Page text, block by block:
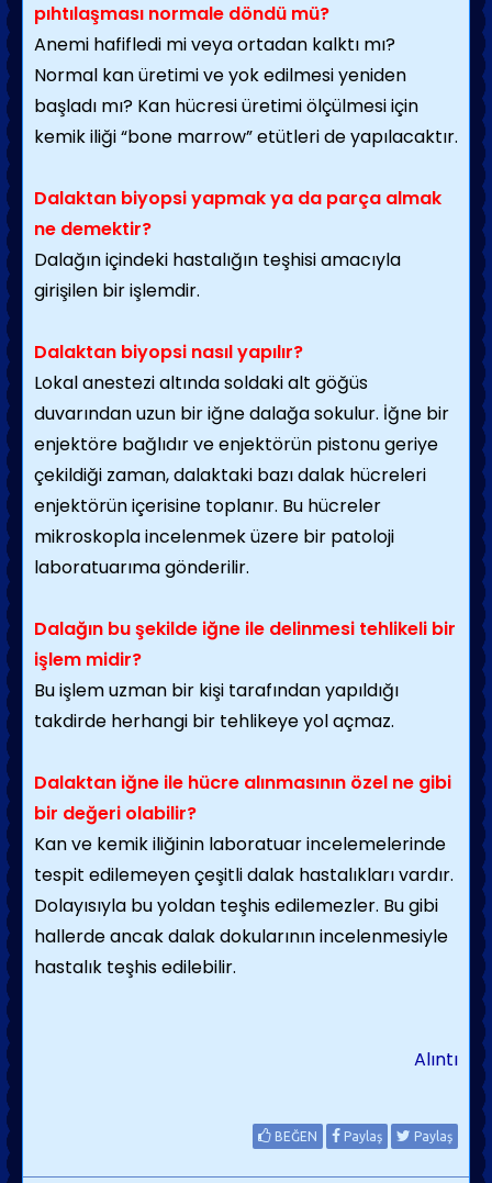
pıhtılaşması normale döndü mü?
Anemi hafifledi mi veya ortadan kalktı mı?
Normal kan üretimi ve yok edilmesi yeniden
başladı mı? Kan hücresi üretimi ölçülmesi için
kemik iliği “bone marrow” etütleri de yapılacaktır.
Dalaktan biyopsi yapmak ya da parça almak
ne demektir?
Dalağın içindeki hastalığın teşhisi amacıyla
girişilen bir işlemdir.
Dalaktan biyopsi nasıl yapılır?
Lokal anestezi altında soldaki alt göğüs
duvarından uzun bir iğne dalağa sokulur. İğne bir
enjektöre bağlıdır ve enjektörün pistonu geriye
çekildiği zaman, dalaktaki bazı dalak hücreleri
enjektörün içerisine toplanır. Bu hücreler
mikroskopla incelenmek üzere bir patoloji
laboratuarıma gönderilir.
Dalağın bu şekilde iğne ile delinmesi tehlikeli bir
işlem midir?
Bu işlem uzman bir kişi tarafından yapıldığı
takdirde herhangi bir tehlikeye yol açmaz.
Dalaktan iğne ile hücre alınmasının özel ne gibi
bir değeri olabilir?
Kan ve kemik iliğinin laboratuar incelemelerinde
tespit edilemeyen çeşitli dalak hastalıkları vardır.
Dolayısıyla bu yoldan teşhis edilemezler. Bu gibi
hallerde ancak dalak dokularının incelenmesiyle
hastalık teşhis edilebilir.
Alıntı
BEĞEN Paylaş Paylaş